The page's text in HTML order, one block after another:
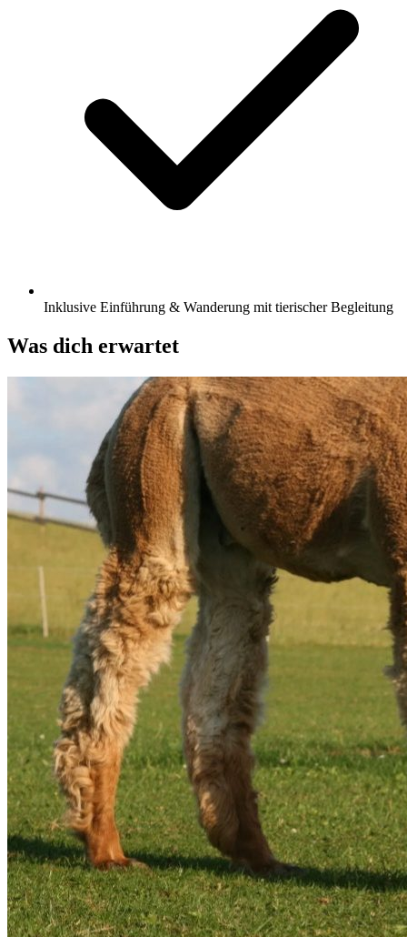
Inklusive Einführung & Wanderung mit tierischer Begleitung
Was dich erwartet